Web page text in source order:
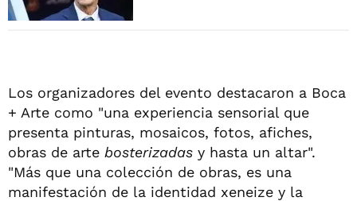
Los organizadores del evento destacaron a Boca
+ Arte como "una experiencia sensorial que
presenta pinturas, mosaicos, fotos, afiches,
obras de arte bosterizadas y hasta un altar".
"Más que una colección de obras, es una
manifestación de la identidad xeneize y la